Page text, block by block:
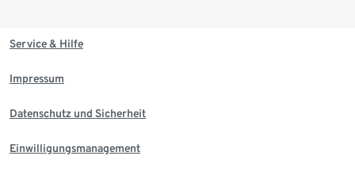
Service & Hilfe
Impressum
Datenschutz und Sicherheit
Einwilligungsmanagement